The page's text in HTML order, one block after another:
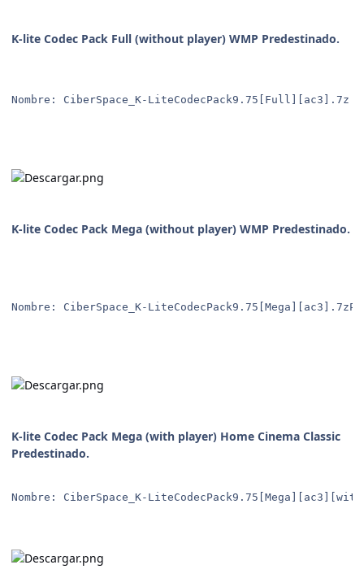
K-lite Codec Pack Full (without player) WMP Predestinado.
Nombre: CiberSpace_K-LiteCodecPack9.75[Full][ac3].7z
K-lite Codec Pack Mega (without player) WMP Predestinado.
Nombre: CiberSpace_K-
K-lite Codec Pack Mega (with player) Home Cinema Classic
Predestinado.
Nombre: CiberSpace_K-